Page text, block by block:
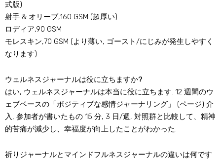
式版)
射手 & オリーブ,160 GSM (超厚い)
ロディア,90 GSM
モレスキン,70 GSM (より薄い, ゴースト/にじみが発生しやすく
なります)
ウェルネスジャーナルは役に立ちますか?
はい, ウェルネスジャーナルは本当に役に立ちます. 12 週間のウ
ェブベースの「ポジティブな感情ジャーナリング」 (ページ) 介
入, 参加者が書いたもの 15 分, 3 日/週, 対照群と比較して、精神
的苦痛が減少し、幸福度が向上したことがわかった.
祈りジャーナルとマインドフルネスジャーナルの違いは何です